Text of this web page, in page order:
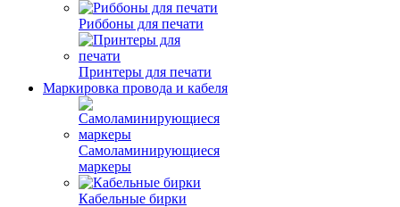
Риббоны для печати
Принтеры для печати
Маркировка провода и кабеля
Самоламинирующиеся
маркеры
Кабельные бирки